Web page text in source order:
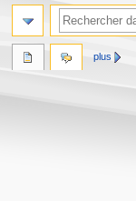
plus